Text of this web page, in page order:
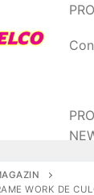
WORK DE